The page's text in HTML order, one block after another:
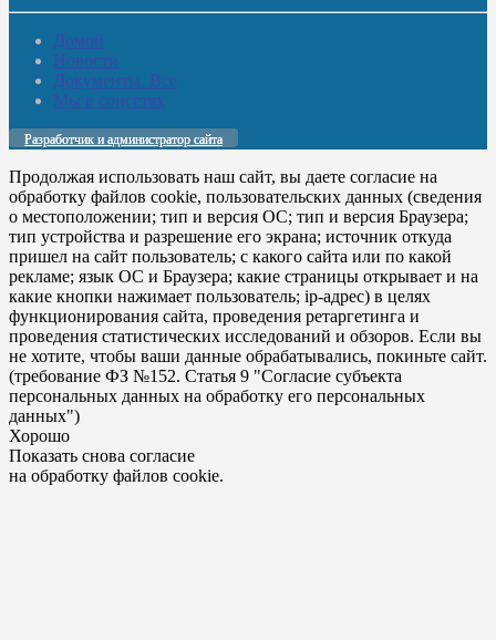
Домой
Новости
Документы. Все
Мы в соцсетях
Разработчик и администратор сайта
Продолжая использовать наш сайт, вы даете согласие на
обработку файлов cookie, пользовательских данных (сведения
о местоположении; тип и версия ОС; тип и версия Браузера;
тип устройства и разрешение его экрана; источник откуда
пришел на сайт пользователь; с какого сайта или по какой
рекламе; язык ОС и Браузера; какие страницы открывает и на
какие кнопки нажимает пользователь; ip-адрес) в целях
функционирования сайта, проведения ретаргетинга и
проведения статистических исследований и обзоров. Если вы
не хотите, чтобы ваши данные обрабатывались, покиньте сайт.
(требование ФЗ №152. Статья 9 "Согласие субъекта
персональных данных на обработку его персональных
данных")
Хорошо
Показать снова согласие
на обработку файлов cookie.